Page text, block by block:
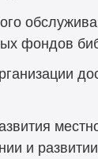
фондов
и